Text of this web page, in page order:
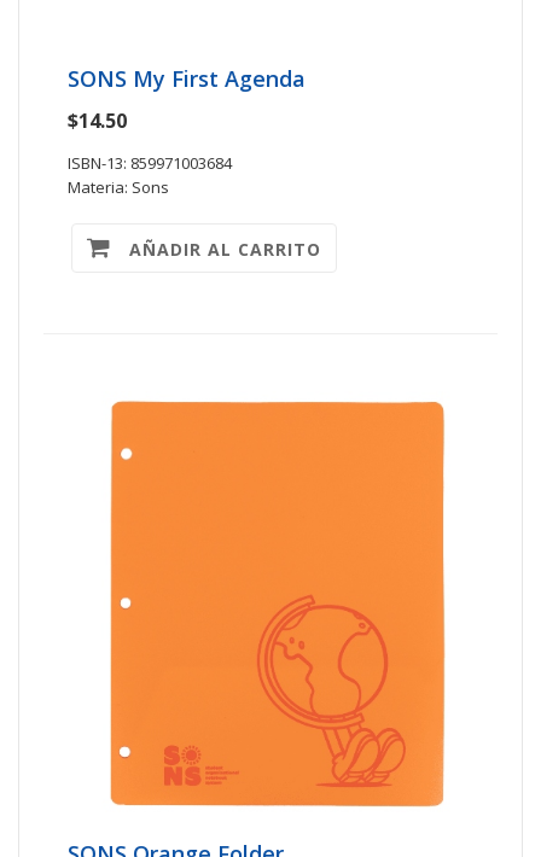
SONS My First Agenda
$14.50
ISBN-13: 859971003684
Materia: Sons
AÑADIR AL CARRITO